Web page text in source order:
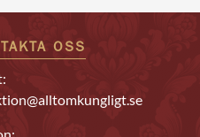
OSS